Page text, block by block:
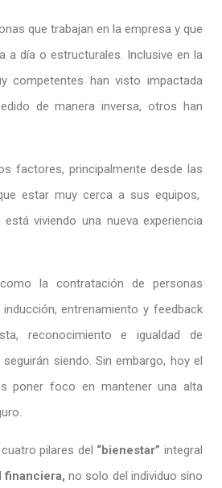
que trabajan en la empresa y que
día o estructurales. Inclusive en la
competentes han visto impactada
de manera inversa, otros han
factores, principalmente desde las
estar muy cerca a sus equipos,
viviendo una nueva experiencia
la contratación de personas
entrenamiento y feedback
reconocimiento e igualdad de
siendo. Sin embargo, hoy el
poner foco en mantener una alta
pilares del “bienestar”integral
financiera, no solo del individuo sino